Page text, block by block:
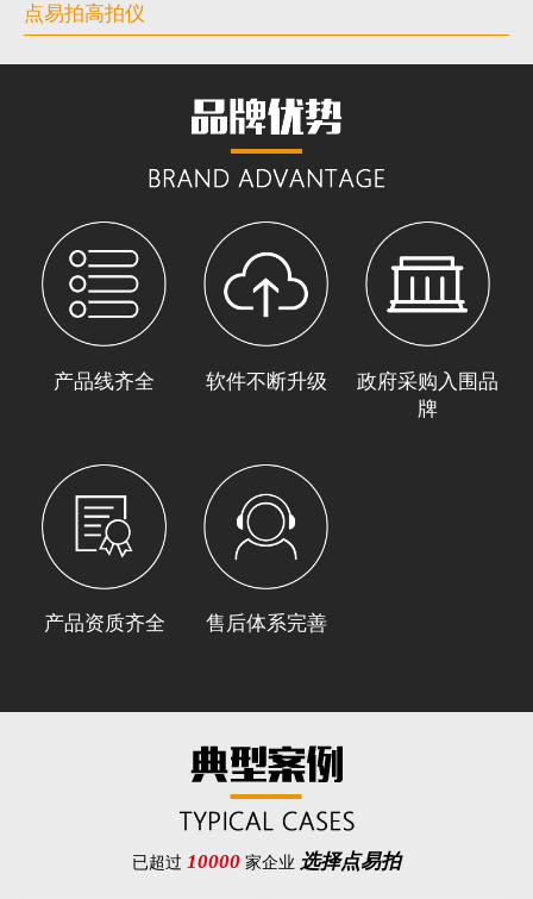
点易拍高拍仪
产品线齐全 软件不断升级
政府采购入围品
牌
产品资质齐全 售后体系完善
已超过 10000 家企业 选择点易拍